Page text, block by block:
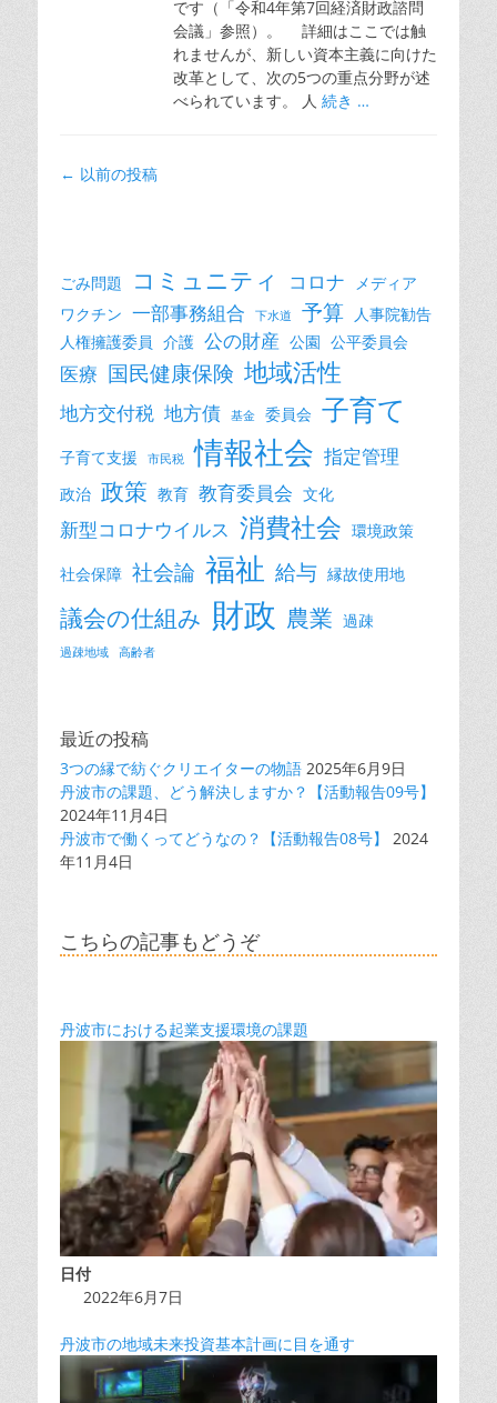
です（「令和4年第7回経済財政諮問
会議」参照）。 詳細はここでは触
れませんが、新しい資本主義に向けた
改革として、次の5つの重点分野が述
べられています。 人 続き …
投
ゲ
シ
ョ
ン
← 以前の投稿
ごみ問題 コミュニティ コロナ
メディア
ワクチン 一部事務組合 下水道 予算 人事院勧告
人権擁護委員 介護 公の財産 公園 公平委員会
医療 国民健康保険 地域活性
地方交付税 地方債 基金 委員会 子育て
子育て支援 市民税 情報社会 指定管理
政治 政策 教育 教育委員会 文化
新型コロナウイルス 消費社会 環境政策
社会保障 社会論 福祉 給与 縁故使用地
議会の仕組み 財政 農業 過疎
過疎地域 高齢者
最近の投稿
3つの縁で紡ぐクリエイターの物語 2025年6月9日
丹波市の課題、どう解決しますか？【活動報告09号】
2024年11月4日
丹波市で働くってどうなの？【活動報告08号】
2024
年11月4日
こちらの記事もどうぞ
丹波市における起業支援環境の課題
日付
2022年6月7日
丹波市の地域未来投資基本計画に目を通す